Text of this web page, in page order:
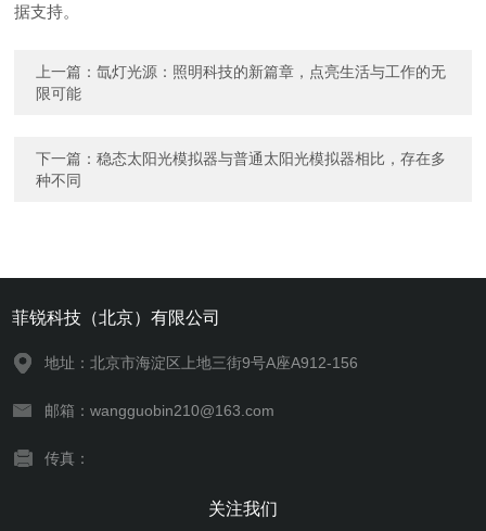
据支持。
上一篇：氙灯光源：照明科技的新篇章，点亮生活与工作的无
限可能
下一篇：稳态太阳光模拟器与普通太阳光模拟器相比，存在多
种不同
菲锐科技（北京）有限公司
地址：北京市海淀区上地三街9号A座A912-156
邮箱：wangguobin210@163.com
传真：
关注我们